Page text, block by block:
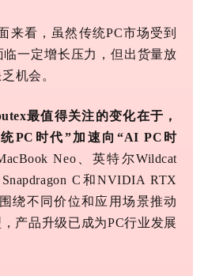
来看， 虽然传统PC市场受到
临一定增长压力 ，但出货量放
机会。
最值得关注的变化在于，
PC时代”加速向“AI PC时
Neo、英特尔Wildcat
C和NVIDIA RTX
绕不同价位和应用场景推动
产品升级已成为PC行业发展